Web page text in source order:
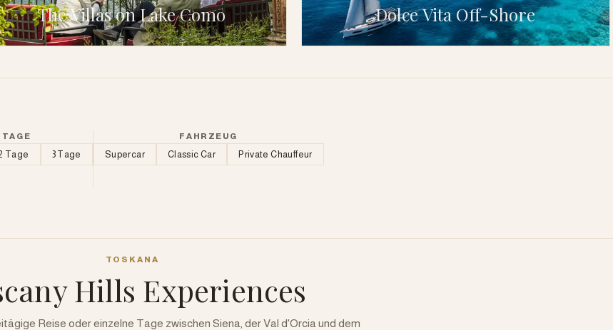
The Villas on Lake Como Dolce Vita Off-Shore
TAGE
Tage 3 Tage
FAHRZEUG
Supercar Classic Car Private Chauffeur
TOSKANA
Hills Experiences
Reise oder einzelne Tage zwischen Siena, der Val d'Orcia und dem